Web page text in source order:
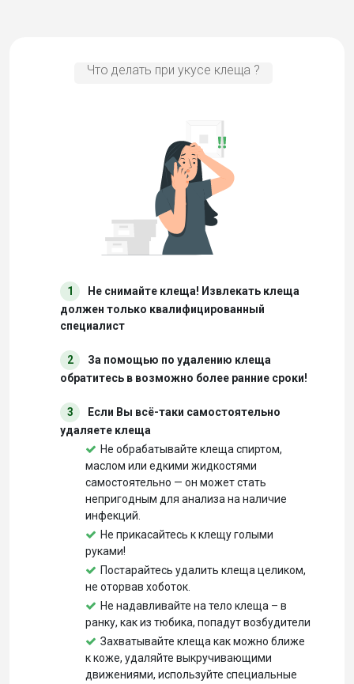
Что делать при укусе клеща ?
1
Не снимайте клеща! Извлекать клеща
должен только квалифицированный
специалист
2
За помощью по удалению клеща
обратитесь в возможно более ранние сроки!
3
Если Вы всё-таки самостоятельно
удаляете клеща
Не обрабатывайте клеща спиртом,
маслом или едкими жидкостями
самостоятельно — он может стать
непригодным для анализа на наличие
инфекций.
Не прикасайтесь к клещу голыми
руками!
Постарайтесь удалить клеща целиком,
не оторвав хоботок.
Не надавливайте на тело клеща – в
ранку, как из тюбика, попадут возбудители
Захватывайте клеща как можно ближе
к коже, удаляйте выкручивающими
движениями, используйте специальные